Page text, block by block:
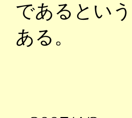
であるとい
ある。